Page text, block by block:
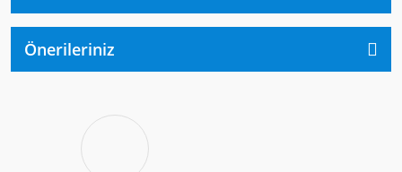
Önerileriniz